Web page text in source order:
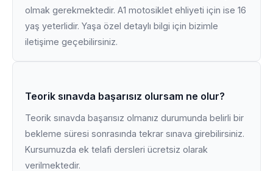
olmak gerekmektedir. A1 motosiklet ehliyeti için ise 16
yaş yeterlidir. Yaşa özel detaylı bilgi için bizimle
iletişime geçebilirsiniz.
Teorik sınavda başarısız olursam ne olur?
Teorik sınavda başarısız olmanız durumunda belirli bir
bekleme süresi sonrasında tekrar sınava girebilirsiniz.
Kursumuzda ek telafi dersleri ücretsiz olarak
verilmektedir.